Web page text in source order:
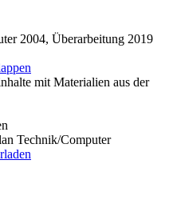
2004, Überarbeitung 2019
mit Materialien aus der
Technik/Computer